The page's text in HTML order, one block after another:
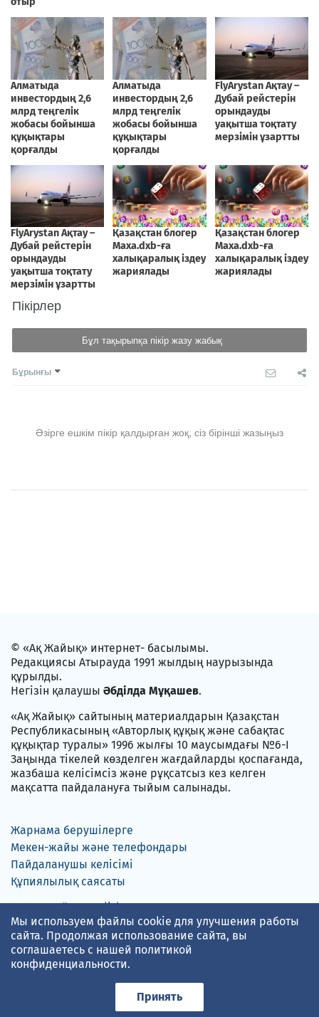
Пікірлер
Бұл тақырыпқа пікір жазу жабық
Бұрынғы
Әзірге ешкім пікір қалдырған жоқ, сіз бірінші жазыңыз
© «Ақ Жайық» интернет- басылымы.
Редакциясы Атырауда 1991 жылдың наурызында
құрылды.
Негізін қалаушы Әбділда Мұқашев.
«Ақ Жайық» сайтының материалдарын Қазақстан
Республикасының «Авторлық құқық және сабақтас
құқықтар туралы» 1996 жылғы 10 маусымдағы №6-I
Заңында тікелей көзделген жағдайларды қоспағанда,
жазбаша келісімсіз және рұқсатсыз кез келген
мақсатта пайдалануға тыйым салынады.
Жарнама берушілерге
Мекен-жайы және телефондары
Пайдаланушы келісімі
Құпиялылық саясаты
Русский
English
gismeteo.kzмәліметіне сүйенген ауа-райы болжамы
Мы используем файлы cookie для улучшения работы
сайта. Продолжая использование сайта, вы
соглашаетесь с нашей политикой
конфиденциальности.
Принять